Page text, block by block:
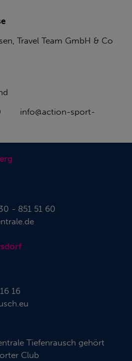
Travel Team GmbH & Co
info@action-sport-
- 851 51 60
16
Tiefenrausch gehört
Club